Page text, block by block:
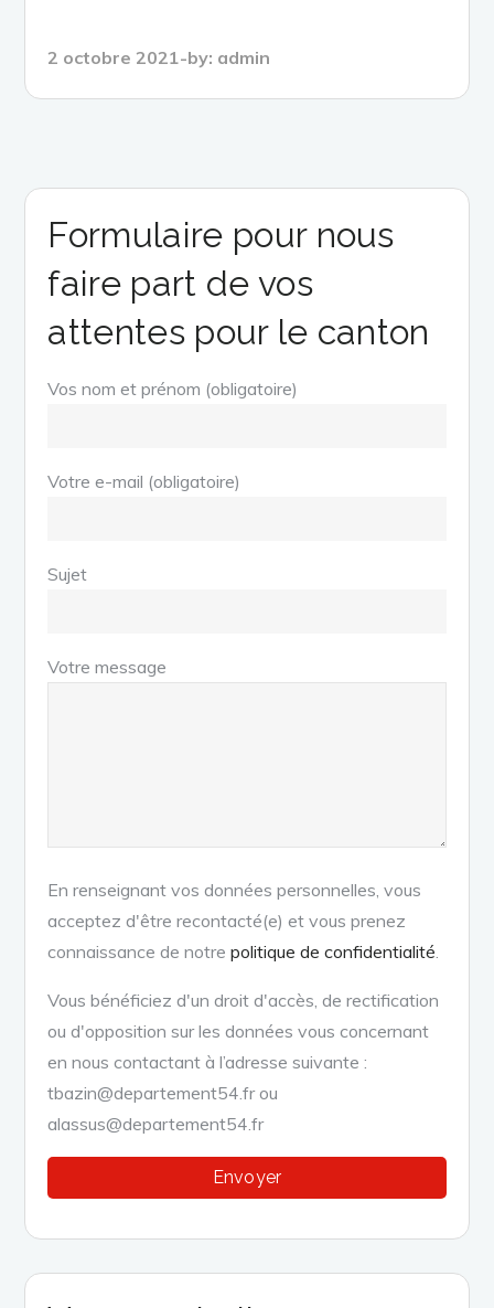
Posted
2 octobre 2021 by: admin
Formulaire pour nous
faire part de vos
attentes pour le canton
Vos nom et prénom (obligatoire)
Votre e-mail (obligatoire)
Sujet
Votre message
En renseignant vos données personnelles, vous
acceptez d'être recontacté(e) et vous prenez
connaissance de notrepolitique de confidentialité
Vous bénéficiez d'un droit d'accès, de rectification
ou d'opposition sur les données vous concernant
en nous contactant à l’adresse suivante :
tbazin@departement54.fr ou
alassus@departement54.fr